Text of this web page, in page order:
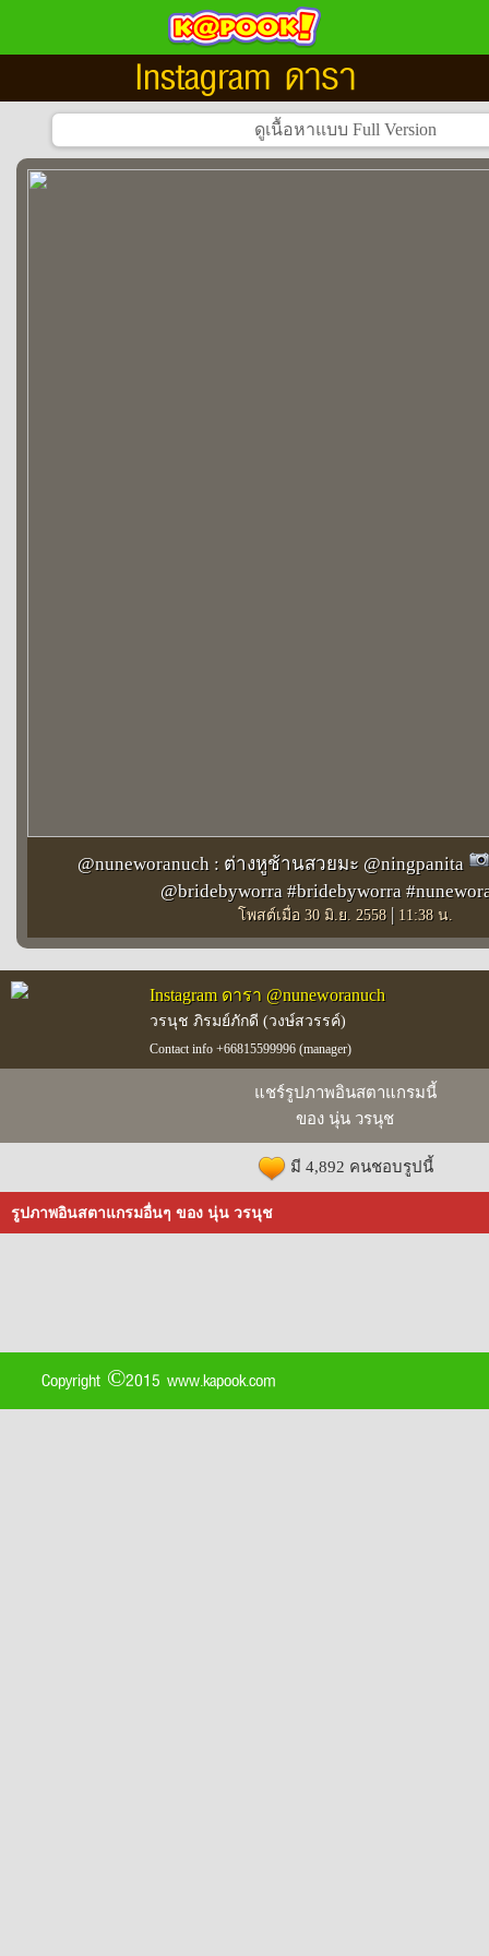
Instagram ดารา
@nuneworanuch : ต่างหูช้านสวยมะ @ningpanita
@bridebyworra #bridebyworra
โพสต์เมื่อ 30 มิ.ย. 2558 | 11:38 น.
Instagram ดารา @nuneworanuch
วรนุช ภิรมย์ภักดี (วงษ์สวรรค์)
Contact info +66815599996 (manager)
แชร์รูปภาพอินสตาแกรมนี้
ของ นุ่น วรนุช
มี 4,892 คนชอบรูปนี้
รูปภาพอินสตาแกรมอื่นๆ ของ นุ่น วรนุช
Copyright ©2015 www.kapook.com